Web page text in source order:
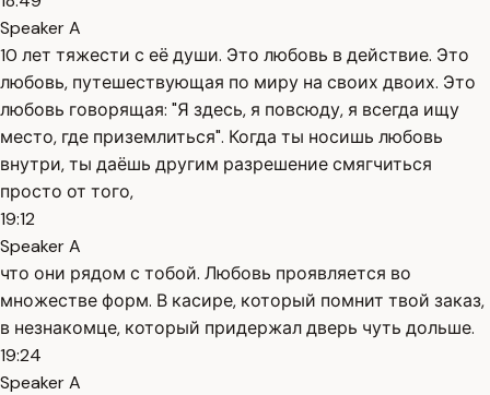
Speaker A
10 лет тяжести с её души. Это любовь в действие. Это
любовь, путешествующая по миру на своих двоих. Это
любовь говорящая: "Я здесь, я повсюду, я всегда ищу
место, где приземлиться". Когда ты носишь любовь
внутри, ты даёшь другим разрешение смягчиться
просто от того,
19:12
Speaker A
что они рядом с тобой. Любовь проявляется во
множестве форм. В касире, который помнит твой заказ,
в незнакомце, который придержал дверь чуть дольше.
19:24
Speaker A